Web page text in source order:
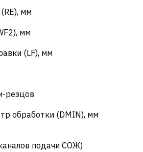
мм
мм
(LF), мм
резцов
обработки (DMIN), мм
подачи СОЖ)